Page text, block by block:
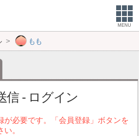
MENU
もも
信 - ログイン
が必要です。「会員登録」ボタンを
。